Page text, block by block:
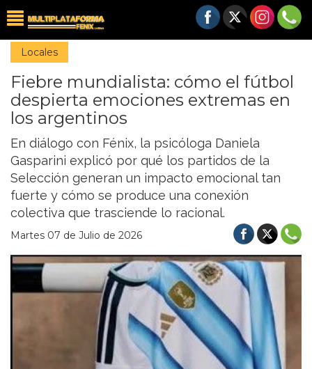
Locales
Fiebre mundialista: cómo el fútbol
despierta emociones extremas en
los argentinos
En diálogo con Fénix, la psicóloga Daniela
Gasparini explicó por qué los partidos de la
Selección generan un impacto emocional tan
fuerte y cómo se produce una conexión
colectiva que trasciende lo racional.
Martes 07 de Julio de 2026